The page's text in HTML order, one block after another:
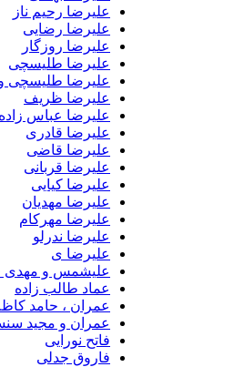
علیرضا رحیم ناز
علیرضا رضایی
علیرضا روزگار
علیرضا طلیسچی
علیرضا طلیسچی و سعید
علیرضا ظریف
علیرضا عباس زاده
علیرضا قادری
علیرضا قاضی
علیرضا قربانی
علیرضا کیایی
علیرضا مهدیان
علیرضا مهرکام
علیرضا ندرلو
علیرضا ی
علیشمس و مهدی جهانی
عماد طالب زاده
عمران ، حامد کاظم پور ،
عمران و مجید سنسی و
فاتح نورایی
فاروق جدلی